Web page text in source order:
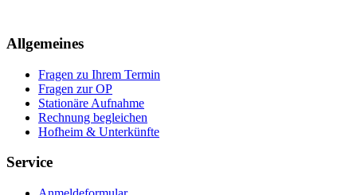
Allgemeines
Fragen zu Ihrem Termin
Fragen zur OP
Stationäre Aufnahme
Rechnung begleichen
Hofheim & Unterkünfte
Service